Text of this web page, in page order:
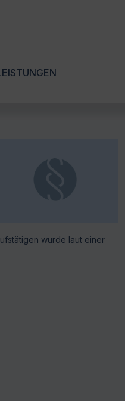
wurde laut einer